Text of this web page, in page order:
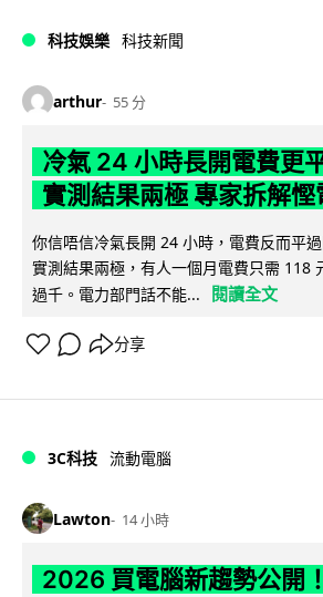
科技娛樂 科技新聞
arthur 55 分
冷氣 24 小時長開電費更
實測結果兩極 專家拆解慳
你信唔信冷氣長開 24 小時，電費反而平
實測結果兩極，有人一個月電費只需 118
過千。電力部門話不能...
閱讀全文
分享
3C科技 流動電腦
Lawton 14 小時
2026 買電腦新趨勢公開